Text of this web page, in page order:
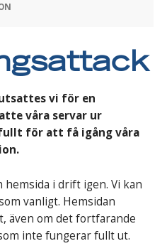
vi för en
våra servar ur
för att få igång våra
i drift igen. Vi kan
vanligt. Hemsidan
även om det fortfarande
inte fungerar fullt ut.